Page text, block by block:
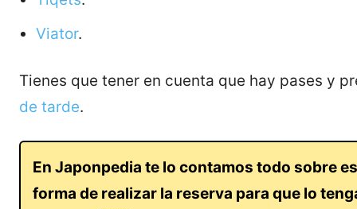
Viator.
Tienes que tener en cuenta que hay pases y
de tarde.
En Japonpedia te lo contamos todo sobre
forma de realizar la reserva para que lo